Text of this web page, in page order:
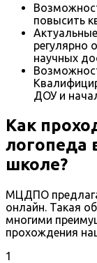
повысить
регулярно
научных
ДОУ и
Как
логопеда
школе?
МЦДПО
онлайн. Такая
многими
прохождения
1